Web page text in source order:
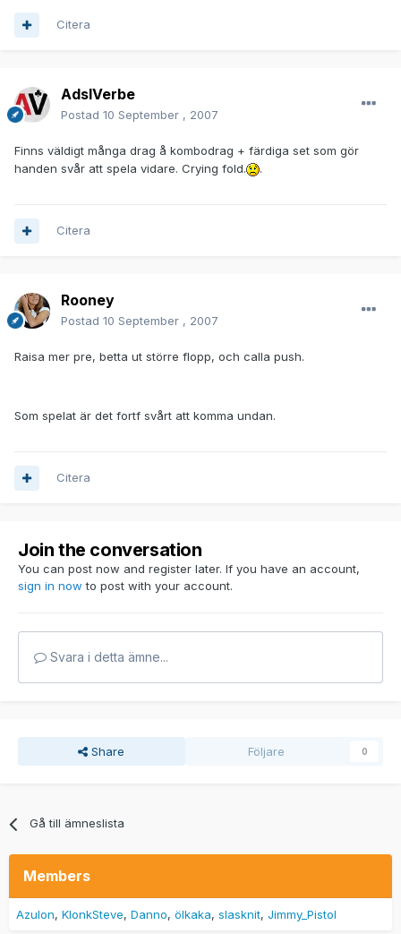
Citera
AdslVerbe
Postad 10 September , 2007
Finns väldigt många drag å kombodrag + färdiga set som gör
handen svår att spela vidare. Crying fold.
.
Citera
Rooney
Postad 10 September , 2007
Raisa mer pre, betta ut större flopp, och calla push.
Som spelat är det fortf svårt att komma undan.
Citera
Join the conversation
You can post now and register later. If you have an account,
sign in now to post with your account.
Svara i detta ämne...
Share Följare 0
Gå till ämneslista
Members
Azulon KlonkSteve Danno ölkaka slasknit Jimmy_Pistol